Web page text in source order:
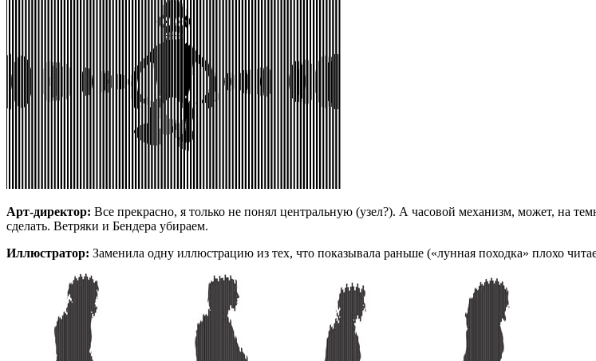
Арт-директор: Все прекрасно, я только не понял центральную (узел?). А часовой механизм, может, на
сделать. Ветряки и Бендера убираем.
Иллюстратор: Заменила одну иллюстрацию из тех, что показывала раньше («лунная походка» плохо